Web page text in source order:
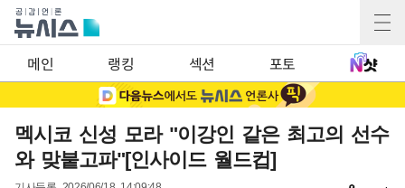
메인 랭킹 섹션 포토
멕시코 신성 모라 "이강인 같은 최고의 선수
와 맞붙고파"[인사이드 월드컵]